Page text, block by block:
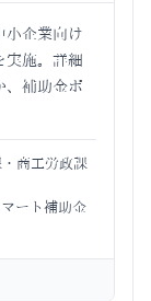
小企業向け
実施。詳細
、補助金ポ
商工労政課
マート補助金